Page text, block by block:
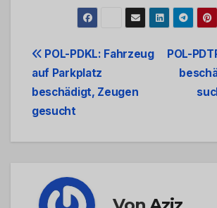
Beitrags-
Navigation
POL-
POL-PDKL: Fahrzeug
auf Parkplatz
beschädigt, Zeugen
gesucht